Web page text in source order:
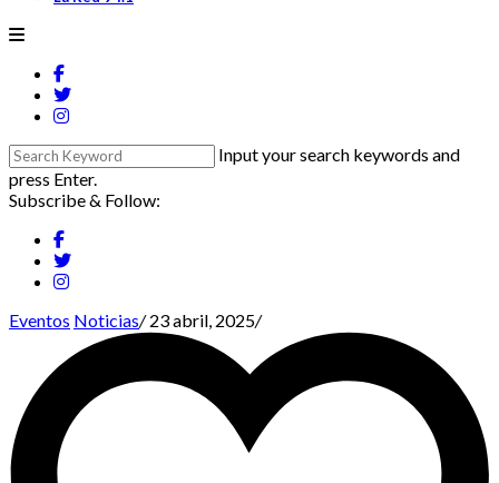
Input your search keywords and
press Enter.
Subscribe & Follow:
Eventos Noticias/23 abril, 2025/